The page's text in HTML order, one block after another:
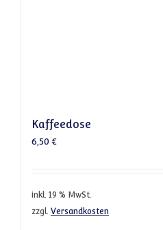
Kaffeedose
6,50 €
inkl. 19 % MwSt.
zzgl. Versandkosten